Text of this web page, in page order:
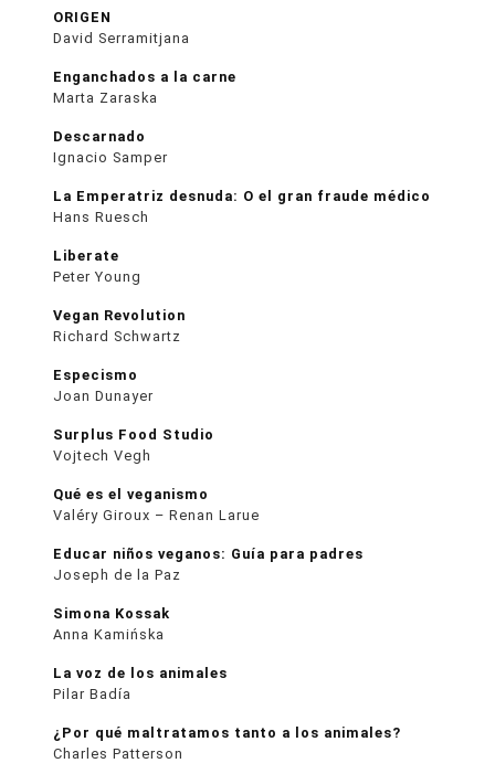
ORIGEN
David Serramitjana
Enganchados a la carne
Marta Zaraska
Descarnado
Ignacio Samper
La Emperatriz desnuda: O el gran fraude médico
Hans Ruesch
Liberate
Peter Young
Vegan Revolution
Richard Schwartz
Especismo
Joan Dunayer
Surplus Food Studio
Vojtech Vegh
Qué es el veganismo
Valéry Giroux – Renan Larue
Educar niños veganos: Guía para padres
Joseph de la Paz
Simona Kossak
Anna Kamińska
La voz de los animales
Pilar Badía
¿Por qué maltratamos tanto a los animales?
Charles Patterson